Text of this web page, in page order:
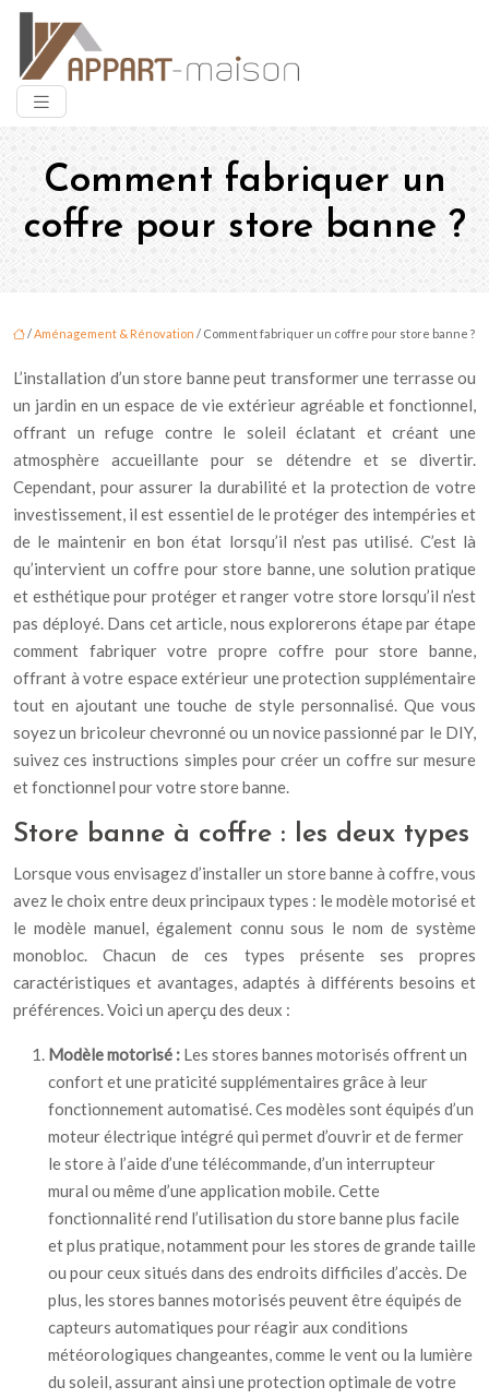
Comment fabriquer un
coffre pour store banne ?
/Aménagement & Rénovation / Comment fabriquer un coffre pour store banne ?
L’installation d’un store banne peut transformer une terrasse ou
un jardin en un espace de vie extérieur agréable et fonctionnel,
offrant un refuge contre le soleil éclatant et créant une
atmosphère accueillante pour se détendre et se divertir.
Cependant, pour assurer la durabilité et la protection de votre
investissement, il est essentiel de le protéger des intempéries et
de le maintenir en bon état lorsqu’il n’est pas utilisé. C’est là
qu’intervient un coffre pour store banne, une solution pratique
et esthétique pour protéger et ranger votre store lorsqu’il n’est
pas déployé. Dans cet article, nous explorerons étape par étape
comment fabriquer votre propre coffre pour store banne,
offrant à votre espace extérieur une protection supplémentaire
tout en ajoutant une touche de style personnalisé. Que vous
soyez un bricoleur chevronné ou un novice passionné par le DIY,
suivez ces instructions simples pour créer un coffre sur mesure
et fonctionnel pour votre store banne.
Store banne à coffre : les deux types
Lorsque vous envisagez d’installer un store banne à coffre, vous
avez le choix entre deux principaux types : le modèle motorisé et
le modèle manuel, également connu sous le nom de système
monobloc. Chacun de ces types présente ses propres
caractéristiques et avantages, adaptés à différents besoins et
préférences. Voici un aperçu des deux :
Modèle motorisé : Les stores bannes motorisés offrent un
confort et une praticité supplémentaires grâce à leur
fonctionnement automatisé. Ces modèles sont équipés d’un
moteur électrique intégré qui permet d’ouvrir et de fermer
le store à l’aide d’une télécommande, d’un interrupteur
mural ou même d’une application mobile. Cette
fonctionnalité rend l’utilisation du store banne plus facile
et plus pratique, notamment pour les stores de grande taille
ou pour ceux situés dans des endroits difficiles d’accès. De
plus, les stores bannes motorisés peuvent être équipés de
capteurs automatiques pour réagir aux conditions
météorologiques changeantes, comme le vent ou la lumière
du soleil, assurant ainsi une protection optimale de votre